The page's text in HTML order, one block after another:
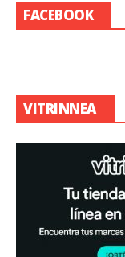
FACEBOOK
VITRINNEA